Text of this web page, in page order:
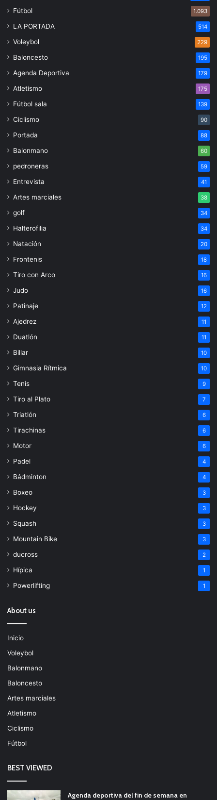
Fútbol 1.093
LA PORTADA 514
Voleybol 229
Baloncesto 195
Agenda Deportiva 179
Atletismo 175
Fútbol sala 139
Ciclismo 90
Portada 88
Balonmano 60
pedroneras 59
Entrevista 41
Artes marciales 38
golf 34
Halterofilia 34
Natación 20
Frontenis 18
Tiro con Arco 16
Judo 16
Patinaje 12
Ajedrez 11
Duatlón 11
Billar 10
Gimnasia Rítmica 10
Tenis 9
Tiro al Plato 7
Triatlón 6
Tirachinas 6
Motor 6
Padel 4
Bádminton 4
Boxeo 3
Hockey 3
Squash 3
Mountain Bike 3
ducross 2
Hípica 1
Powerlifting 1
About us
Inicio
Voleybol
Balonmano
Baloncesto
Artes marciales
Atletismo
Ciclismo
Fútbol
BEST VIEWED
Agenda deportiva del fin de semana en